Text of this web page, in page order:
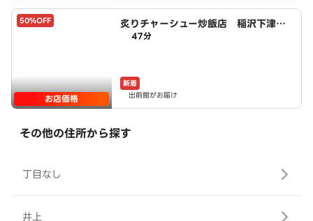
50%OFF
お店価格
炙りチャーシュー炒飯店 稲沢下津
店 powered by LAWSON
47分
新着
出前館がお届け
その他の住所から探す
丁目なし
井上